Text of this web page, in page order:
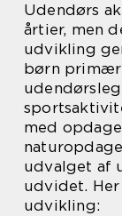
Udendørs
årtier, men
udvikling
børn
med
udvalget af
udvidet.
udvikling: